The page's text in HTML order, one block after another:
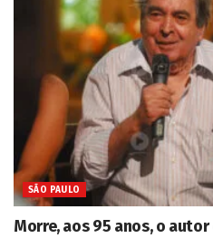
SÃO PAULO
Morre, aos 95 anos, o